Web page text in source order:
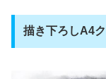
描き下ろしA4